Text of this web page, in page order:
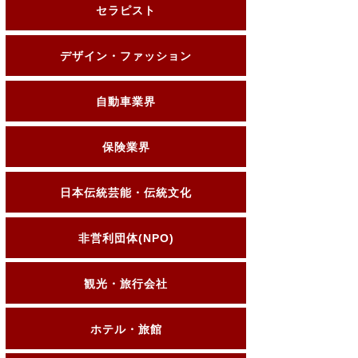
セラピスト
デザイン・ファッション
自動車業界
保険業界
日本伝統芸能・伝統文化
非営利団体(NPO)
観光・旅行会社
ホテル・旅館